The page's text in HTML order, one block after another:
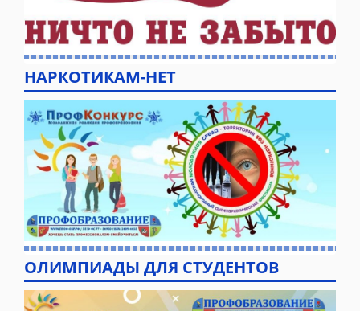
НАРКОТИКАМ-НЕТ
ОЛИМПИАДЫ ДЛЯ СТУДЕНТОВ